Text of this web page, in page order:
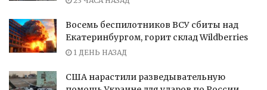
Восемь беспилотников ВСУ сбиты над
Екатеринбургом, горит склад Wildberries
1 ДЕНЬ НАЗАД
США нарастили разведывательную